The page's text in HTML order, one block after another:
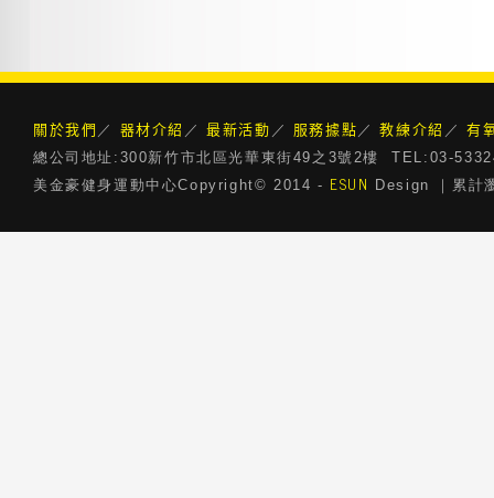
關於我們 ／ 器材介紹 ／最新活動 ／ 服務據點 ／教練介紹 ／有
總公司地址:300新竹市北區光華東街49之3號2樓 TEL:03-
美金豪健身運動中心Copyright© 2014 - ESUN Design ｜累計